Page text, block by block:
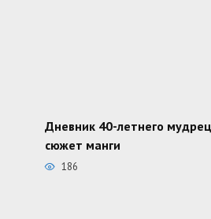
Дневник 40-летнего
сюжет манги
186